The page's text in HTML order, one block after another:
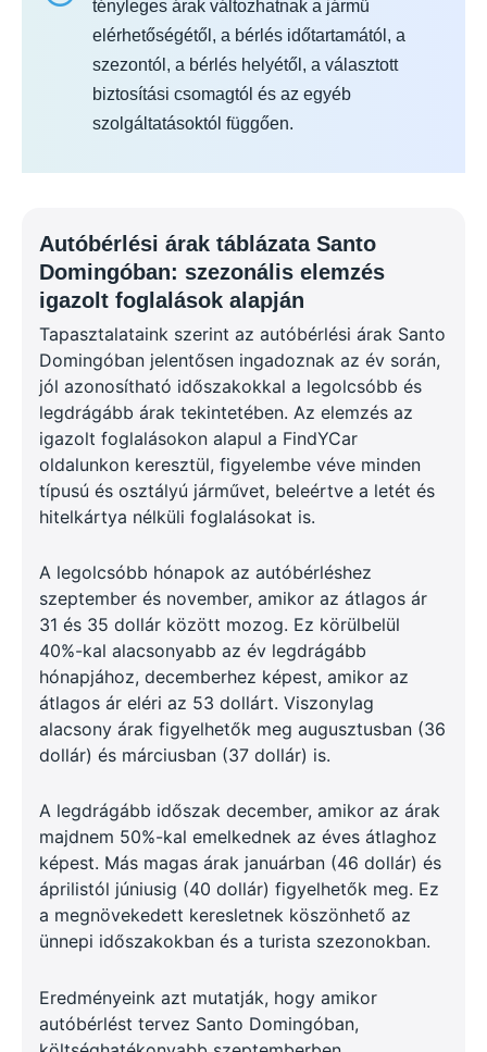
tényleges árak változhatnak a jármű
elérhetőségétől, a bérlés időtartamától, a
szezontól, a bérlés helyétől, a választott
biztosítási csomagtól és az egyéb
szolgáltatásoktól függően.
Autóbérlési árak táblázata Santo
Domingóban: szezonális elemzés
igazolt foglalások alapján
Tapasztalataink szerint az autóbérlési árak Santo
Domingóban jelentősen ingadoznak az év során,
jól azonosítható időszakokkal a legolcsóbb és
legdrágább árak tekintetében. Az elemzés az
igazolt foglalásokon alapul a FindYCar
oldalunkon keresztül, figyelembe véve minden
típusú és osztályú járművet, beleértve a letét és
hitelkártya nélküli foglalásokat is.
A legolcsóbb hónapok az autóbérléshez
szeptember és november, amikor az átlagos ár
31 és 35 dollár között mozog. Ez körülbelül
40%-kal alacsonyabb az év legdrágább
hónapjához, decemberhez képest, amikor az
átlagos ár eléri az 53 dollárt. Viszonylag
alacsony árak figyelhetők meg augusztusban (36
dollár) és márciusban (37 dollár) is.
A legdrágább időszak december, amikor az árak
majdnem 50%-kal emelkednek az éves átlaghoz
képest. Más magas árak januárban (46 dollár) és
áprilistól júniusig (40 dollár) figyelhetők meg. Ez
a megnövekedett keresletnek köszönhető az
ünnepi időszakokban és a turista szezonokban.
Eredményeink azt mutatják, hogy amikor
autóbérlést tervez Santo Domingóban,